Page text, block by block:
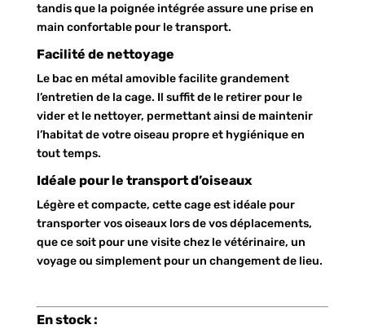
tandis que la poignée intégrée assure une prise en
main confortable pour le transport.
Facilité de nettoyage
Le bac en métal amovible facilite grandement
l’entretien de la cage. Il suffit de le retirer pour le
vider et le nettoyer, permettant ainsi de maintenir
l’habitat de votre oiseau propre et hygiénique en
tout temps.
Idéale pour le transport d’oiseaux
Légère et compacte, cette cage est idéale pour
transporter vos oiseaux lors de vos déplacements,
que ce soit pour une visite chez le vétérinaire, un
voyage ou simplement pour un changement de lieu.
En stock :